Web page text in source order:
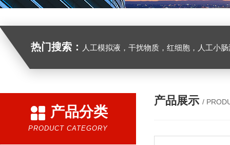
热门搜索： 人工模拟液，干扰物质，红细胞，人工小
产品分类
PRODUCT CATEGORY
产品展示 /